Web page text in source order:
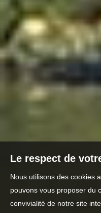
Le respect de
Nous utilisons des cookies
pouvons vous proposer du
convivialité de notre site